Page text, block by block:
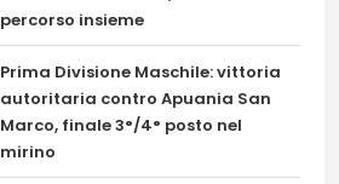
percorso insieme
Prima Divisione Maschile: vittoria
autoritaria contro Apuania San
Marco, finale 3°/4° posto nel
mirino